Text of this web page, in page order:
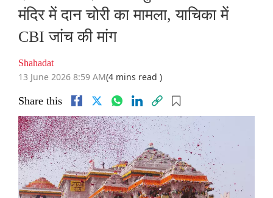
मंदिर में दान चोरी का मामला, याचिका में
CBI जांच की मांग
Shahadat
13 June 2026 8:59 AM(4 mins read )
Share this